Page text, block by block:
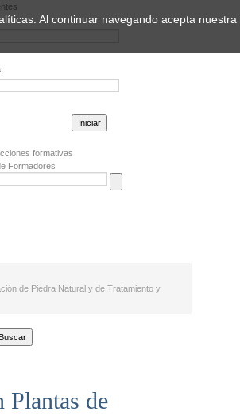
formativas
Formadores
de Piedra Natural y de Tratamiento y
de
Al continuar navegando acepta nuestra